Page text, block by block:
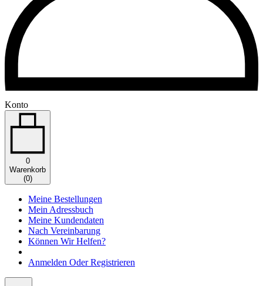
Konto
0
Warenkorb
(0)
Meine Bestellungen
Mein Adressbuch
Meine Kundendaten
Nach Vereinbarung
Können Wir Helfen?
Anmelden Oder Registrieren